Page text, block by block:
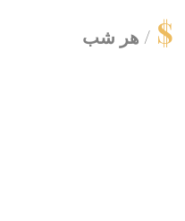
/ هر شب